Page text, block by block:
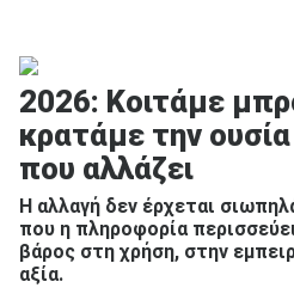
2026: Κοιτάμε
κρατάμε την
που αλλάζει
H αλλαγή δεν έρχεται
που η πληροφορία
βάρος στη χρήση, στην
αξία.